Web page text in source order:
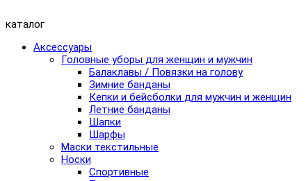
каталог
Аксессуары
Головные уборы для женщин и мужчин
Балаклавы / Повязки на голову
Зимние банданы
Кепки и бейсболки для мужчин и женщин
Летние банданы
Шапки
Шарфы
Маски текстильные
Носки
Спортивные